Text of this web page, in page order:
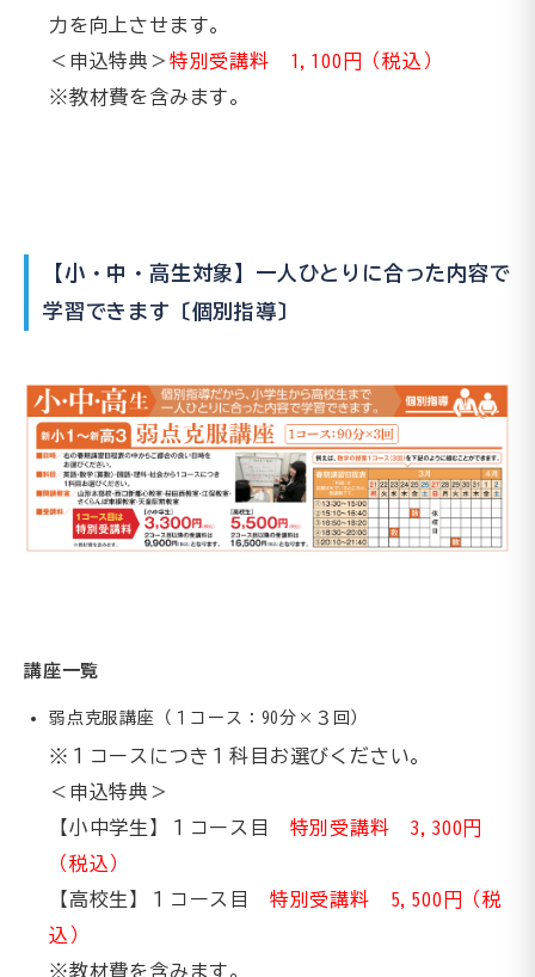
力を向上させます。
＜申込特典＞ 特別受講料 1,100円（税込）
※教材費を含みます。
【小・中・高生対象】一人ひとりに合った内容で
学習できます〔個別指導〕
講座一覧
弱点克服講座（１コース：90分×３回）
※１コースにつき１科目お選びください。
＜申込特典＞
【小中学生】１コース目 特別受講料 3,300円
（税込）
【高校生】１コース目 特別受講料 5,500円（税
込）
※教材費を含みます。